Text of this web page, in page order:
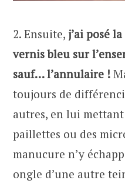
2. Ensuite, j’ai posé
vernis bleu sur
sauf… l’annulaire !
toujours de
autres, en lui
paillettes ou des
manucure n’y
ongle d’une autre